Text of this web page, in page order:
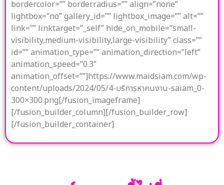
bordercolor=”” borderradius=”” align=”none”
lightbox=”no” gallery_id=”” lightbox_image=”” alt=””
link=”” linktarget=”_self” hide_on_mobile=”small-
visibility,medium-visibility,large-visibility” class=””
id=”” animation_type=”” animation_direction=”left”
animation_speed=”0.3″
animation_offset=””]https://www.maidsiam.com/wp-
content/uploads/2024/05/4-บริการหาคนงาน-saiam_0-
300×300.png[/fusion_imageframe]
[/fusion_builder_column][/fusion_builder_row]
[/fusion_builder_container]